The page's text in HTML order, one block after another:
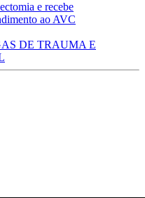
e recebe
ao AVC
DE TRAUMA E